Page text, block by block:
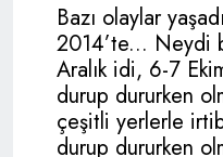
Bazı olaylar
2014’te... Neydi
Aralık idi, 6-7
durup dururken
çeşitli yerlerle
durup dururken